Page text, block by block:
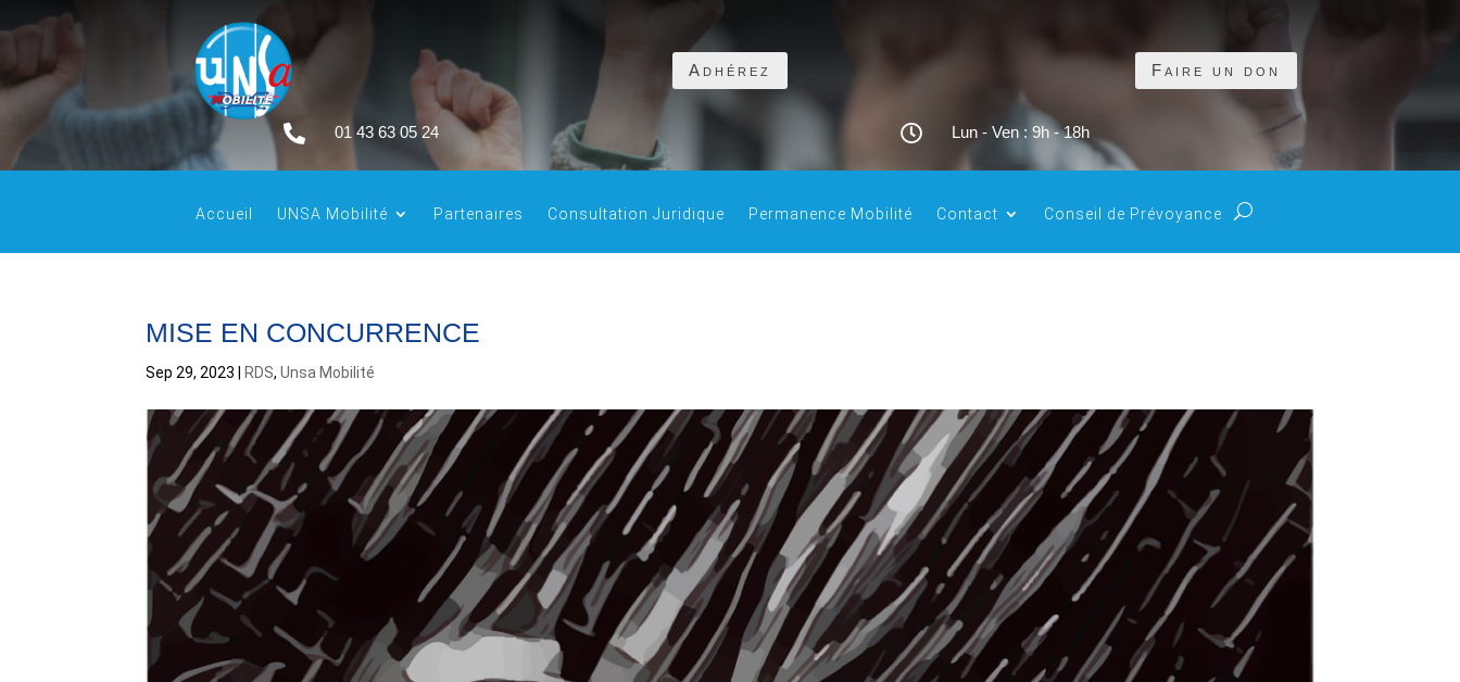
Adhérez Faire un don
 01 43 63 05 24  Lun - Ven : 9h - 18h
Accueil UNSA Mobilité Partenaires Consultation Juridique Permanence Mobilité Contact Conseil de Prévoyance
MISE EN CONCURRENCE
Sep 29, 2023 RDS,Unsa Mobilité